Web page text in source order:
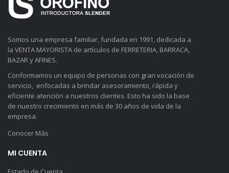
Somos una empresa familiar, fundada en 1991, dedicada a
la VENTA MAYORISTA de artículos de FERRETERIA, BARRACA,
BAZAR y AFINES.
Conformamos un equipo de personas con gran vocación de
servicio, enfocadas a brindar asesoramiento, rápida y
eficiente atención a nuestros clientes. Esto ha sido la base
de nuestro crecimiento en más de 30 años de vida de la
empresa.
Conocer Más
MI CUENTA